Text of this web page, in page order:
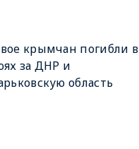
крымчан погибли в
за ДНР и
область